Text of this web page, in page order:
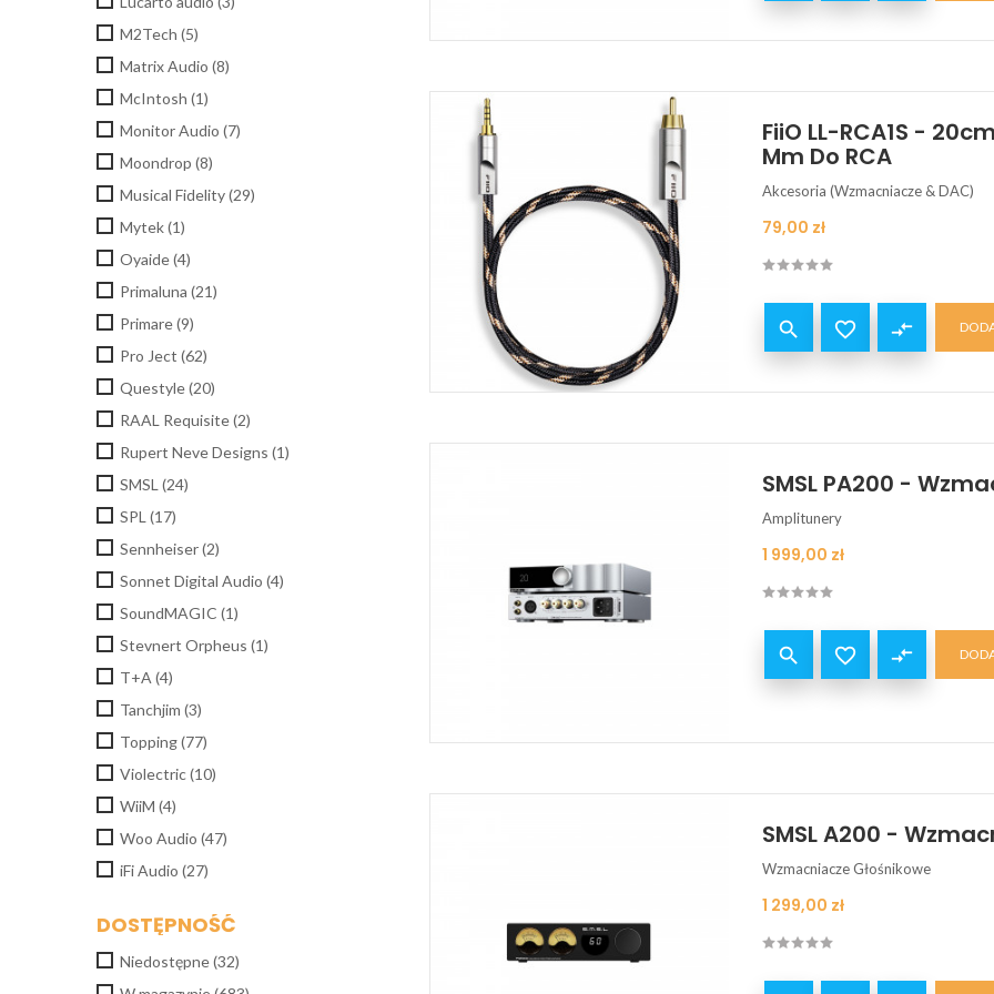
M2Tech (5)
Matrix Audio (8)
McIntosh (1)
Monitor Audio (7)
Moondrop (8)
Musical Fidelity(29)
Mytek(1)
Oyaide(4)
Primaluna (21)
Primare(9)
Pro Ject (62)
Questyle(20)
RAAL Requisite(2)
Rupert Neve Designs (1)
SMSL (24)
SPL (17)
Sennheiser(2)
Sonnet Digital Audio (4)
SoundMAGIC (1)
Stevnert Orpheus (1)
T+A (4)
Tanchjim (3)
Topping(77)
Violectric(10)
WiiM (4)
Woo Audio (47)
iFi Audio (27)
DOSTĘPNOŚĆ
Niedostępne(32)
FiiO LL-RCA1S -
Mm Do RCA
Akcesoria (Wzmacniacze & DAC)
Cena
79,00 zł
  compare_arrows
SMSL PA200 -
Amplitunery
Cena
1 999,00 zł
  compare_arrows
SMSL A200 -
Wzmacniacze Głośnikowe
Cena
1 299,00 zł